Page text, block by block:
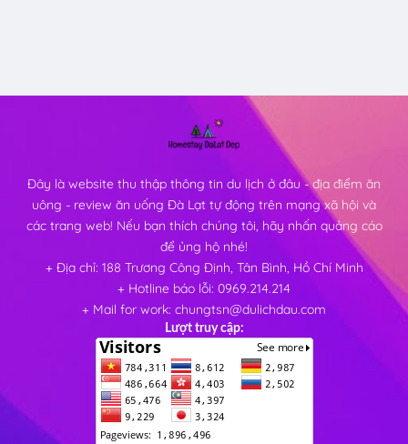
Đây là website thu thập thông tin du lịch ở đâu - địa điểm ăn
uông - review ăn uống Đà Lạt tự động trên mạng xã hội và
các trang web! Nếu bạn thích chúng tôi, hãy nhấn quảng cáo
để ủng hộ nhé!
+ Địa chỉ: 188 Trương Công Định, Tân Bình, Hồ Chí Minh
+ Hotline báo lỗi: 0969.214.214
+ Mail for work: chungtsn@dulichdau.com
Lượt truy cập: